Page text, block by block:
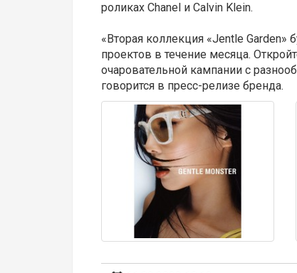
роликах Chanel и Calvin Klein.
«Вторая коллекция «Jentle Garden»
проектов в течение месяца.
очаровательной кампании с
говорится в пресс-релизе бренда.